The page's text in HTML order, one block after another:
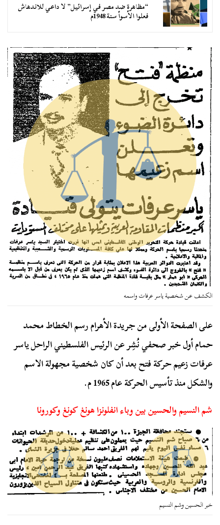
“مظاهرة ضد مصر في إسرائيل” لا داعي للاندهاش
فعلوا الأسوأ سنة 1948م
الكشف عن شخصية ياسر عرفات واسمه
على الصفحة الأولى من جريدة الأهرام رسم الخطاط محمد
حمام أول خبر صحفي نُشِر عن الرئيس الفلسطيني الراحل ياسر
عرفات زعيم حركة فتح بعد أن كان شخصية مجهولة الاسم
والشكل منذ تأسيس الحركة عام 1965 م.
شم النسيم والحسين بين وباء انفلونزا هونغ كونغ وكورونا
خبر الحسين وشم النسيم